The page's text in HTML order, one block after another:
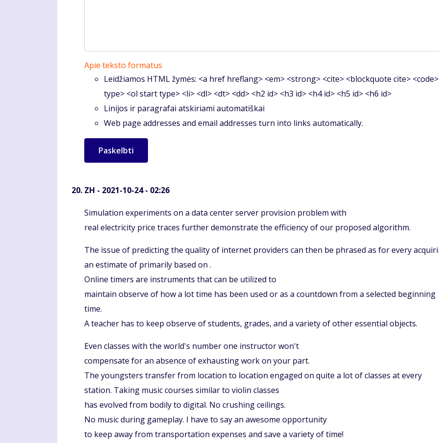
Apie teksto formatus
Leidžiamos HTML žymės: <a href hreflang> <em> <strong> <cite> <blockquote cite>
type> <ol start type> <li> <dl> <dt> <dd> <h2 id> <h3 id> <h4 id> <h5 id> <h6 id>
Linijos ir paragrafai atskiriami automatiškai
Web page addresses and email addresses turn into links automatically.
ZH - 2021-10-24 - 02:26
Komentaras
Simulation experiments on a data center server provision problem with
real electricity price traces further demonstrate the efficiency of our proposed algorithm.
The issue of predicting the quality of internet providers can then be phrased as for every
an estimate of primarily based on .
Online timers are instruments that can be utilized to
maintain observe of how a lot time has been used or as a countdown from a selected beginning
time.
A teacher has to keep observe of students, grades, and a variety of other essential objects.
Even classes with the world's number one instructor won't
compensate for an absence of exhausting work on your part.
The youngsters transfer from location to location engaged on quite a lot of classes at every
station. Taking music courses similar to violin classes
has evolved from bodily to digital. No crushing ceilings.
No music during gameplay. I have to say an awesome opportunity
to keep away from transportation expenses and save a variety of time!